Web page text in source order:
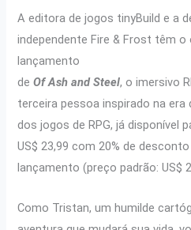
at
s
A
p
p
ce
o
o
k
e
a
m
A editora de jogos tinyBuild e a
independente Fire & Frost têm o
lançamento
de Of Ash and Steel, o imersivo
terceira pessoa inspirado na era
dos jogos de RPG, já disponível
US$ 23,99 com 20% de
lançamento (preço padrão: US$
Como Tristan, um humilde